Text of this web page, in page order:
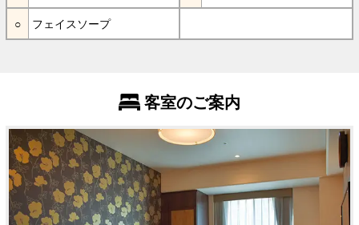
フェイスソープ
客室のご案内